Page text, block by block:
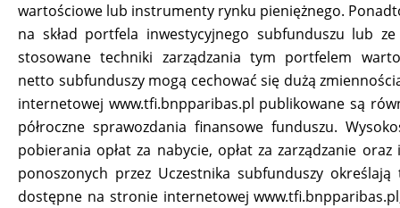
wartościowe lub instrumenty rynku pieniężnego.
na skład portfela inwestycyjnego subfunduszu lub
stosowane techniki zarządzania tym portfelem
netto subfunduszy mogą cechować się dużą
internetowej www.tfi.bnpparibas.pl publikowane są
półroczne sprawozdania finansowe funduszu.
pobierania opłat za nabycie, opłat za zarządzanie oraz
ponoszonych przez Uczestnika subfunduszy określają
dostępne na stronie internetowej